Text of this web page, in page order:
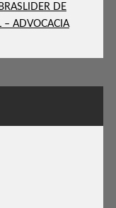
DE
– ADVOCACIA